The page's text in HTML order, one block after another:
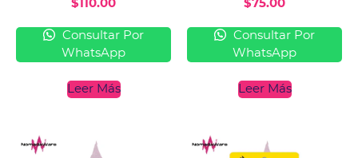
$110.00
Consultar Por
WhatsApp
Leer Más
$75.00
Consultar Por
WhatsApp
Leer Más